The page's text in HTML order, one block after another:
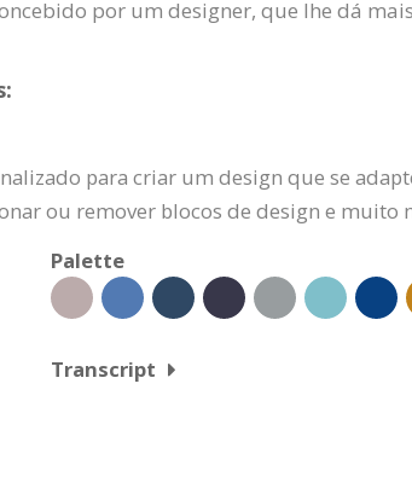
por um designer, que lhe dá
para criar um design que se
ou remover blocos de design e muito
Palette
Transcript